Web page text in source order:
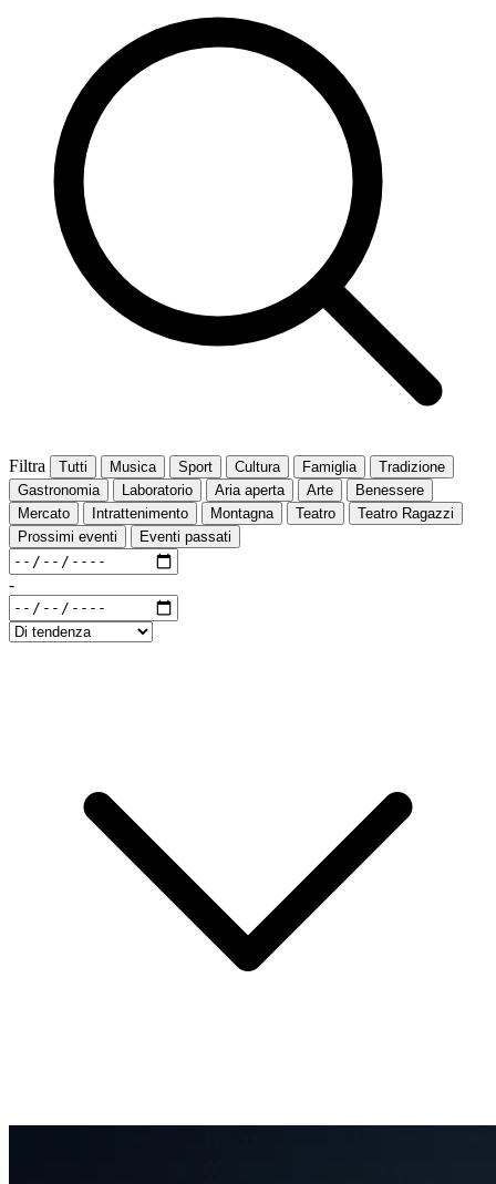
Filtra Tutti Musica Sport Cultura Famiglia
Tradizione
Gastronomia
Laboratorio Aria aperta Arte
Benessere
Mercato
Intrattenimento Montagna Teatro
Teatro Ragazzi
Prossimi eventi
Eventi passati
-